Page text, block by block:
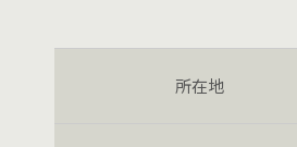
所在地